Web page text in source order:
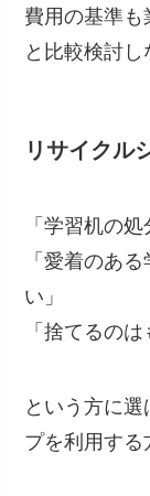
費用の基準も
と比較検討し
リサイクル
「学習机の
「愛着のあ
い」
「捨てるの
という方に
プを利用する